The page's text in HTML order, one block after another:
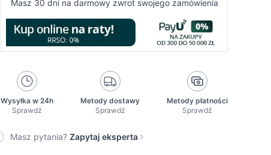
Masz 30 dni na darmowy zwrot swojego zamówienia
Wysyłka w 24h
Sprawdź
Metody dostawy
Sprawdź
Metody płatności
Sprawdź
Masz pytania? Zapytaj eksperta